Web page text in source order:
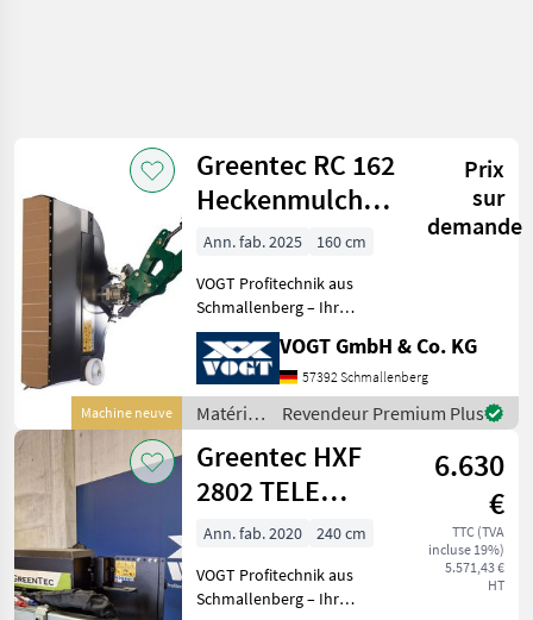
Machine neuve
Greentec RC 162
Heckenmulcher
für Bagger
/Radlader
Prix
sur
demande
Ann. fab. 2025
160 cm
VOGT Profitechnik aus
Schmallenberg – Ihr
führender Anbieter für
professionelle
Landschaftspflegetechnik =
Mehrere VOGT-Standorte +
100 Servicepartner in
Deutsch
VOGT GmbH & Co. KG
57392 Schmallenberg
Matériels
pour
l’entretien
des
arbres /
Greentec
Revendeur Premium Plus
Greentec HXF
2802 TELE
Geräteträger
/Multiträger
6.630
€
TTC (TVA
incluse 19%)
5.571,43 €
HT
Ann. fab. 2020
240 cm
VOGT Profitechnik aus
Schmallenberg – Ihr